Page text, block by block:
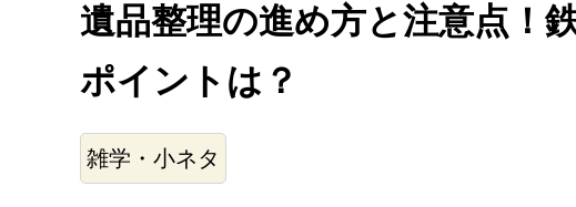
遺品整理の進め方と注意点！
ポイントは？
雑学・小ネタ